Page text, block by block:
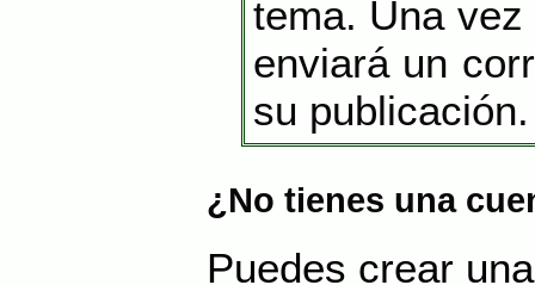
tema. Una
enviará un
su publicación.
¿No tienes una
Puedes crear una